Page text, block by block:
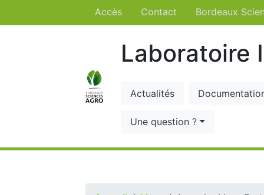
Accès Contact Bordeaux
Laboratoire
Actualités
Une question ?